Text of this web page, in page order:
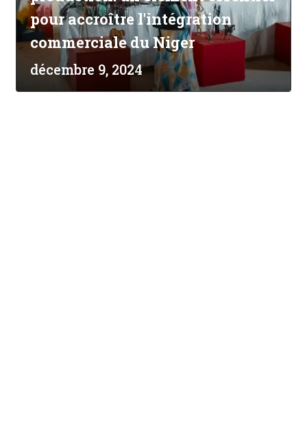
pour accroître l'intégration
commerciale du Niger
décembre 9, 2024